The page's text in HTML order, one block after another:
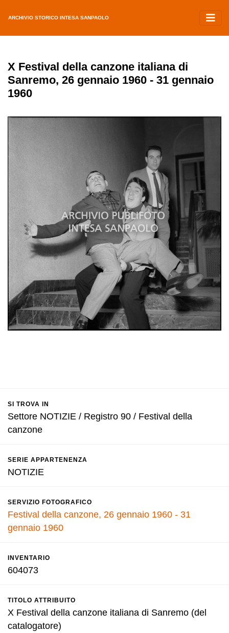
ARCHIVIO STORICO INTESA SANPAOLO
X Festival della canzone italiana di
Sanremo, 26 gennaio 1960 - 31 gennaio
1960
SI TROVA IN
Settore NOTIZIE / Registro 90 / Festival della
canzone
SERIE APPARTENENZA
NOTIZIE
SERVIZIO FOTOGRAFICO
Festival della canzone, 26 gennaio 1960 - 31
gennaio 1960
INVENTARIO
604073
TITOLO ATTRIBUITO
X Festival della canzone italiana di Sanremo (del
catalogatore)